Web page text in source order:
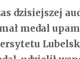
dzisiejszej
medal